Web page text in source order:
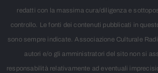
redatti con la massima cura/diligenza e
controllo. Le fonti dei contenuti pubblicati in
sono sempre indicate. Associazione Culturale
autori e/o gli amministratori del sito non si
responsabilità relativamente ad eventuali